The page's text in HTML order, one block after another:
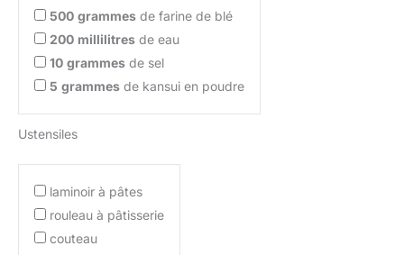
500 grammes de farine de blé
200 millilitres de eau
10 grammes de sel
5 grammes de kansui en poudre
Ustensiles
laminoir à pâtes
rouleau à pâtisserie
couteau